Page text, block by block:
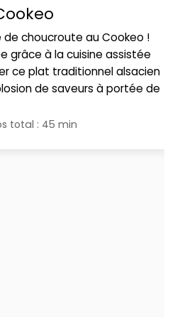
choucroute au Cookeo !
grâce à la cuisine assistée
ce plat traditionnel alsacien
de saveurs à portée de
total : 45 min